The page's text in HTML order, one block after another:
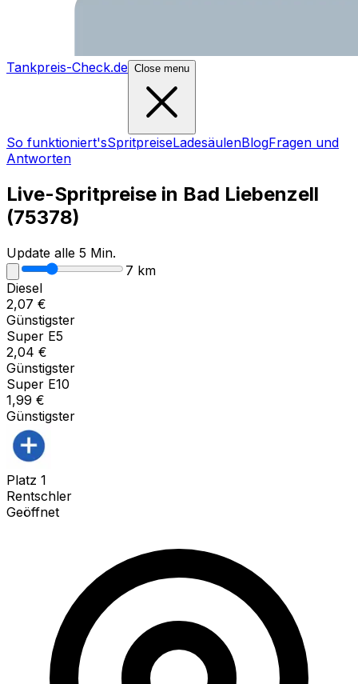
Tankpreis-Check.de Close menu
So funktioniert'sSpritpreiseLadesäulenBlogFragen und
Antworten
Live-Spritpreise in Bad Liebenzell
(75378)
Update alle 5 Min.
7 km
Diesel
2,07 €
Günstigster
Super E5
2,04 €
Günstigster
Super E10
1,99 €
Günstigster
Platz 1
Rentschler
Geöffnet